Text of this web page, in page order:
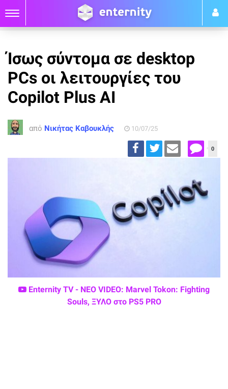
Ίσως σύντομα σε desktop
PCs οι λειτουργίες του
Copilot Plus AI
από Νικήτας Καβουκλής 10/07/25
0
Enternity TV - ΝΕΟ VIDEO: Marvel Tokon: Fighting
Souls, ΞΥΛΟ στο PS5 PRO